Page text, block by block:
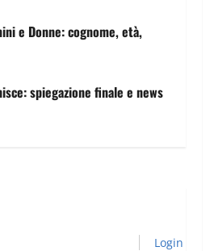
e Donne: cognome, età,
spiegazione finale e news
Login